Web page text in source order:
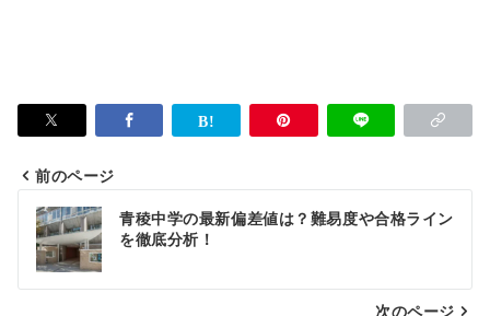
投
稿
ナ
前のページ
青稜中学の最新偏差値は？難易度や合格ライン
を徹底分析！
次のページ